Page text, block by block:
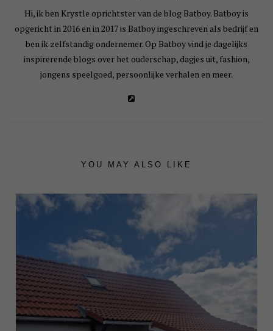
Hi, ik ben Krystle oprichtster van de blog Batboy. Batboy is
opgericht in 2016 en in 2017 is Batboy ingeschreven als bedrijf en
ben ik zelfstandig ondernemer. Op Batboy vind je dagelijks
inspirerende blogs over het ouderschap, dagjes uit, fashion,
jongens speelgoed, persoonlijke verhalen en meer.
YOU MAY ALSO LIKE